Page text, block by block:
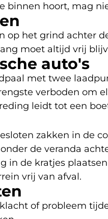
binnen hoort, mag
op het grind achter
moet altijd vrij
auto's
met twee
verboden om
leidt tot een
zakken in de
de veranda
in de kratjes
vrij van afval.
of probleem